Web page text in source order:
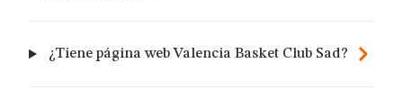
¿Tiene página web Valencia Basket Club Sad?